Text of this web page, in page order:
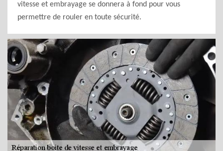
vitesse et embrayage se donnera à fond pour vous
permettre de rouler en toute sécurité.